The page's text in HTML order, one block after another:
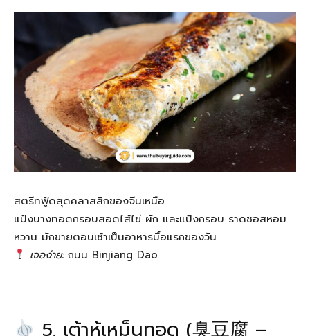
สตรีทฟู้ดสุดคลาสสิกของจีนเหนือ
แป้งบางทอดกรอบสอดไส้ไข่ ผัก และแป้งกรอบ ราดซอสหอม
หวาน มักขายตอนเช้าเป็นอาหารมื้อแรกของวัน
เจอง่าย:ถนน Binjiang Dao
5. เต้าหู้เหม็นทอด (臭豆腐 –